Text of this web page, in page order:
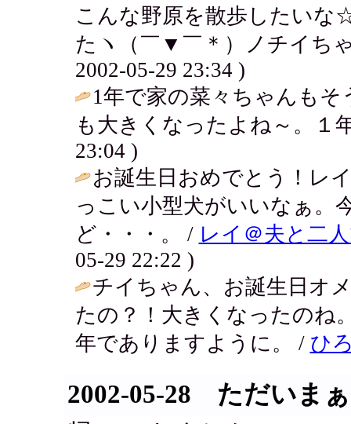
こんな野原を散歩したい
たヽ（￣▼￣＊）ノチイち
2002-05-29 23:34 )
1年で家の菜々ちゃんも
も大きくなったよね～。１
23:04 )
お誕生日おめでとう！レ
っこい小型犬がいいなぁ。
ど・・・。 / レイ＠夫と二
05-29 22:22 )
チイちゃん、お誕生日オ
たの？！大きくなったのね
年でありますように。 / ひ
2002-05-28 ただいまぁ